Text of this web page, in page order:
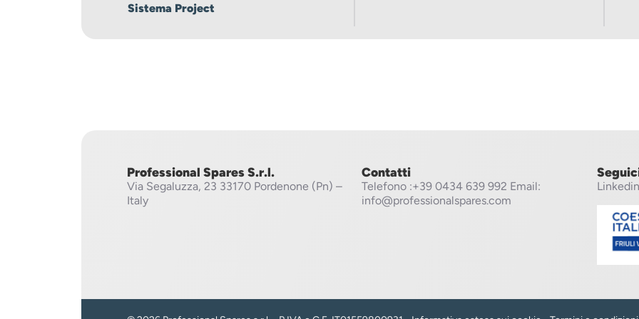
Sistema Project
Professional Spares S.r.l.
Via Segaluzza, 23 33170 Pordenone (Pn) –
Italy
Contatti
Telefono :+39 0434 639 992 Email:
info@professionalspares.com
Linkedin